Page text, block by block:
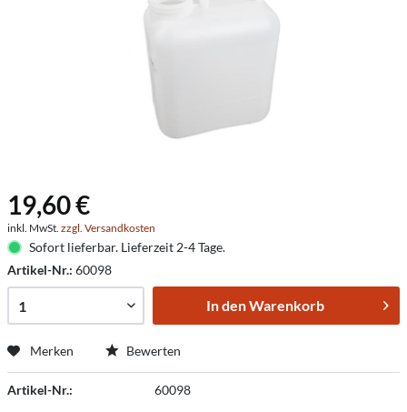
19,60 €
inkl. MwSt. zzgl. Versandkosten
Sofort lieferbar. Lieferzeit 2-4 Tage.
Artikel-Nr.: 60098
In denWarenkorb
Merken Bewerten
Artikel-Nr.: 60098